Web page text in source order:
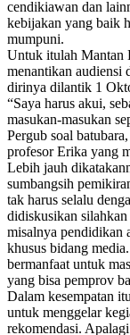
cendikiawan dan
kebijakan yang baik
mumpuni.
Untuk itulah Mantan
menantikan audiensi
dirinya dilantik 1
“Saya harus akui,
masukan-masukan
Pergub soal
profesor Erika yang
Lebih jauh
sumbangsih
tak harus selalu
didiskusikan
misalnya pendidikan
khusus bidang
bermanfaat untuk
yang bisa pemprov
Dalam kesempatan
untuk menggelar
rekomendasi.